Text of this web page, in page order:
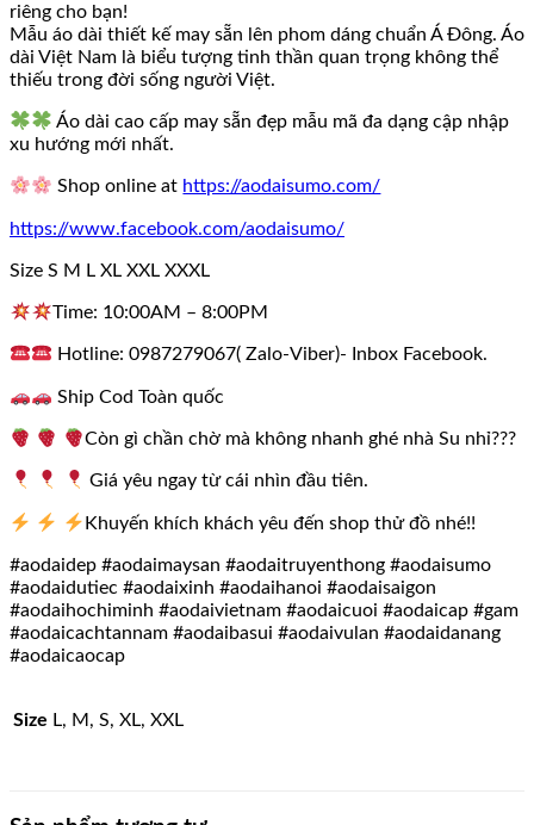
riêng cho bạn!
Mẫu áo dài thiết kế may sẵn lên phom dáng chuẩn Á Đông. Áo
dài Việt Nam là biểu tượng tinh thần quan trọng không thể
thiếu trong đời sống người Việt.
Áo dài cao cấp may sẵn đẹp mẫu mã đa dạng cập nhập
xu hướng mới nhất.
Shop online at https://aodaisumo.com/
https://www.facebook.com/aodaisumo/
Size S M L XL XXL XXXL
Time: 10:00AM – 8:00PM
Hotline: 0987279067( Zalo-Viber)- Inbox Facebook.
Ship Cod Toàn quốc
Còn gì chần chờ mà không nhanh ghé nhà Su nhỉ???
Giá yêu ngay từ cái nhìn đầu tiên.
Khuyến khích khách yêu đến shop thử đồ nhé!!
#aodaidep #aodaimaysan #aodaitruyenthong #aodaisumo
#aodaidutiec #aodaixinh #aodaihanoi #aodaisaigon
#aodaihochiminh #aodaivietnam #aodaicuoi #aodaicap #gam
#aodaicachtannam #aodaibasui #aodaivulan #aodaidanang
#aodaicaocap
Size L, M, S, XL, XXL